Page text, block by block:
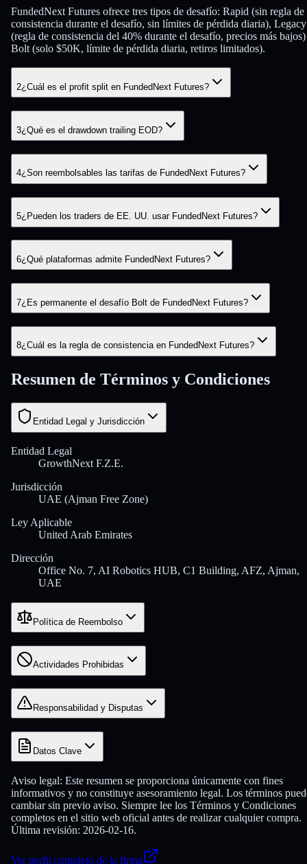
FundedNext Futures ofrece tres tipos de desafío: Rapid (sin regla de
consistencia durante el desafío, sin límites de pérdida diaria), Legacy
(regla de consistencia del 40% durante el desafío, precios más
Bolt (solo $50K, límite de pérdida diaria, retiros limitados).
2¿Cuál es el profit split en FundedNext Futures?
3¿Qué es el drawdown trailing EOD?
4¿Son reembolsables las tarifas de FundedNext Futures?
5¿Pueden los traders de EE. UU. usar FundedNext Futures?
6¿Qué plataformas admite FundedNext Futures?
7¿Es permanente el desafío Bolt de FundedNext Futures?
8¿Cuál es la regla de consistencia en FundedNext Futures?
Resumen de Términos y Condiciones
Entidad Legal y Jurisdicción
Entidad Legal
GrowthNext F.Z.E.
Jurisdicción
UAE (Ajman Free Zone)
Ley Aplicable
United Arab Emirates
Dirección
Office No. 7, AI Robotics HUB, C1 Building, AFZ, Ajman,
UAE
Política de Reembolso
Actividades Prohibidas
Responsabilidad y Disputas
Datos Clave
Aviso legal: Este resumen se proporciona únicamente con fines
informativos y no constituye asesoramiento legal. Los términos
cambiar sin previo aviso. Siempre lee los Términos y Condiciones
completos en el sitio web oficial antes de realizar cualquier compra.
Última revisión: 2026-02-16.
Ver perfil completo de la firma